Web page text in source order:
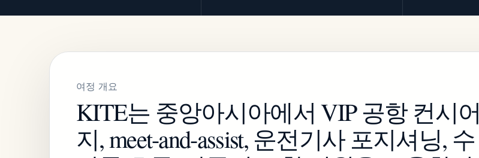
여정 개요
KITE는 중앙아시아에서 VIP 공항 컨시어
지, meet-and-assist, 운전기사 포지셔닝, 수